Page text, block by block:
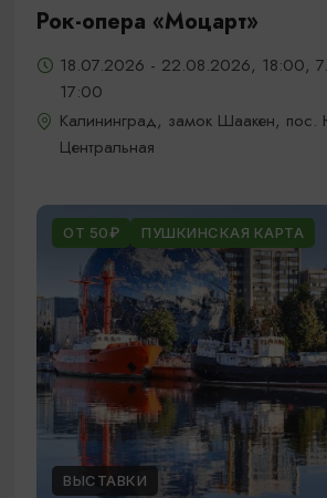
Рок-опера «Моцарт»
18.07.2026 - 22.08.2026, 18:00,
17:00
Калининград, замок Шаакен, пос.
Центральная
ОТ 50₽ ПУШКИНСКАЯ КАРТА
ВЫСТАВКИ